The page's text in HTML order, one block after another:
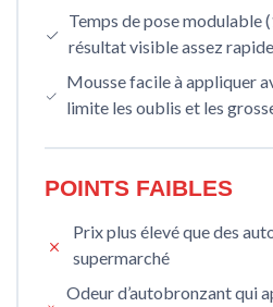
Temps de pose modulable
résultat visible assez rapide
Mousse facile à appliquer
limite les oublis et les
POINTS FAIBLES
Prix plus élevé que des
supermarché
Odeur d’autobronzant qui